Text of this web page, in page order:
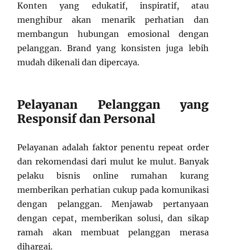
Konten yang edukatif, inspiratif, atau
menghibur akan menarik perhatian dan
membangun hubungan emosional dengan
pelanggan. Brand yang konsisten juga lebih
mudah dikenali dan dipercaya.
Pelayanan Pelanggan yang
Responsif dan Personal
Pelayanan adalah faktor penentu repeat order
dan rekomendasi dari mulut ke mulut. Banyak
pelaku bisnis online rumahan kurang
memberikan perhatian cukup pada komunikasi
dengan pelanggan. Menjawab pertanyaan
dengan cepat, memberikan solusi, dan sikap
ramah akan membuat pelanggan merasa
dihargai.